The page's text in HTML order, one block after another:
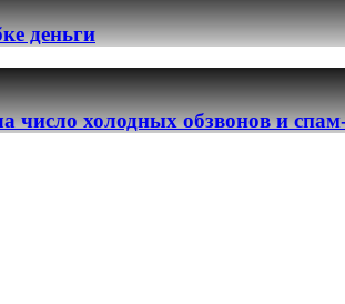
деньги
число холодных обзвонов и